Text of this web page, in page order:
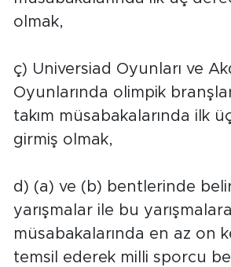
olmak,
ç) Universiad Oyunları ve
Oyunlarında olimpik
takım müsabakalarında ilk
girmiş olmak,
d) (a) ve (b) bentlerinde
yarışmalar ile bu
müsabakalarında en az on
temsil ederek milli sporcu